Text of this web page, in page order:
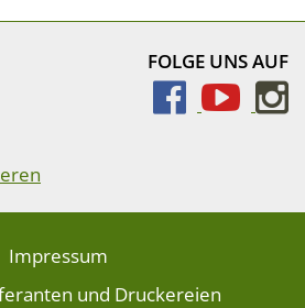
FOLGE UNS AUF
Impressum
und Druckereien